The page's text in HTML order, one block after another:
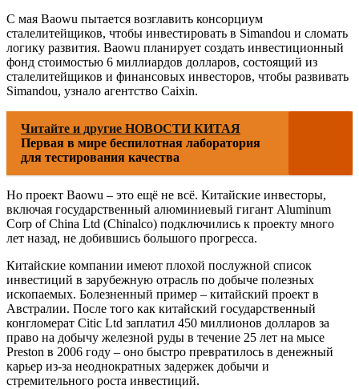
С мая Baowu пытается возглавить консорциум
сталелитейщиков, чтобы инвестировать в Simandou и сломать
логику развития. Baowu планирует создать инвестиционный
фонд стоимостью 6 миллиардов долларов, состоящий из
сталелитейщиков и финансовых инвесторов, чтобы развивать
Simandou, узнало агентство Caixin.
Читайте и другие НОВОСТИ КИТАЯ
Первая в мире беспилотная лаборатория
для тестирования качества
Но проект Baowu – это ещё не всё. Китайские инвесторы,
включая государственный алюминиевый гигант Aluminum
Corp of China Ltd (Chinalco) подключились к проекту много
лет назад, не добившись большого прогресса.
Китайские компании имеют плохой послужной список
инвестиций в зарубежную отрасль по добыче полезных
ископаемых. Болезненный пример – китайский проект в
Австралии. После того как китайский государственный
конгломерат Citic Ltd заплатил 450 миллионов долларов за
право на добычу железной руды в течение 25 лет на мысе
Preston в 2006 году – оно быстро превратилось в денежный
карьер из-за неоднократных задержек добычи и
стремительного роста инвестиций.